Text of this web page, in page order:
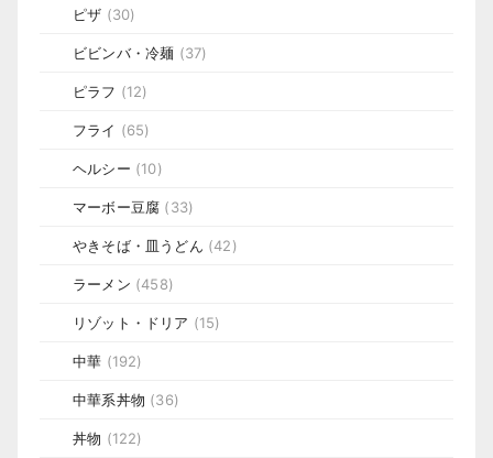
ピザ (30)
ビビンバ・冷麺 (37)
ピラフ (12)
フライ (65)
ヘルシー (10)
マーボー豆腐 (33)
やきそば・皿うどん (42)
ラーメン (458)
リゾット・ドリア (15)
中華 (192)
中華系丼物 (36)
丼物 (122)